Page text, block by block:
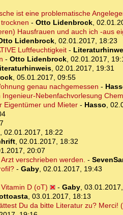
ist eine problematische
- Otto Lidenbrock,
Hausfrauen und auch ich -aus
Lidenbrock, 02.01.2017, 18:23
Luftfeuchtigkeit-
- Otto Lidenbrock, 02.01.2017,
, 02.01.2017, 19:31
, 05.01.2017, 09:55
genau nachgemessen -
Nebenfachvorlesung
Eigentümer und Mieter- Hasso,
, 02.01.2017, 18:22
, 02.01.2017, 18:32
20:07
verschrieben werden. -
- Gaby, 02.01.2017, 19:43
D (oT)
- Gaby,
, 03.01.2017, 18:13
Du da bitte Literatur zu? Merci!